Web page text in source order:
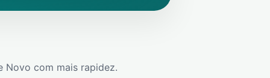
Novo com mais rapidez.